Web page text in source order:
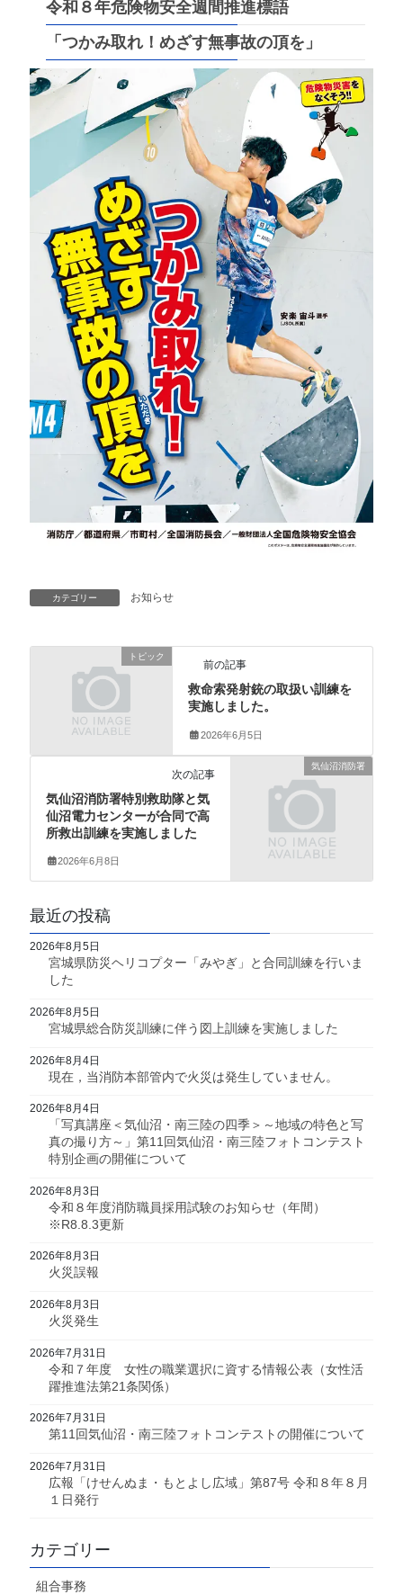
令和８年危険物安全週間推進標語
「つかみ取れ！めざす無事故の頂を 」
カテゴリー お知らせ
トピック
前の記事
救命索発射銃の取扱い訓練を
実施しました。
2026年6月5日
気仙沼消防署
次の記事
気仙沼消防署特別救助隊と気
仙沼電力センターが合同で高
所救出訓練を実施しました
2026年6月8日
最近の投稿
宮城県防災ヘリコプター「みやぎ」と合同訓練を行いま
した
2026年8月5日
宮城県総合防災訓練に伴う図上訓練を実施しました
2026年8月5日
現在，当消防本部管内で火災は発生していません。
2026年8月4日
「写真講座＜気仙沼・南三陸の四季＞～地域の特色と写
真の撮り方～」第11回気仙沼・南三陸フォトコンテスト
特別企画の開催について
2026年8月4日
令和８年度消防職員採用試験のお知らせ（年間）
※R8.8.3更新
2026年8月3日
火災誤報
2026年8月3日
火災発生
2026年8月3日
令和７年度 女性の職業選択に資する情報公表（女性活
躍推進法第21条関係）
2026年7月31日
第11回気仙沼・南三陸フォトコンテストの開催について
2026年7月31日
広報「けせんぬま・もとよし広域」第87号 令和８年８月
１日発行
2026年7月31日
カテゴリー
組合事務